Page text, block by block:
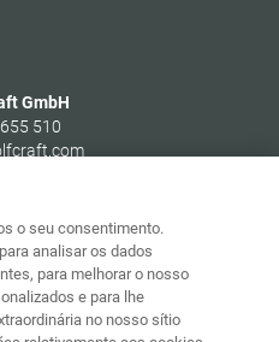
GmbH
510
1
o seu consentimento.
analisar os dados
para melhorar o nosso
e para lhe
no nosso sítio